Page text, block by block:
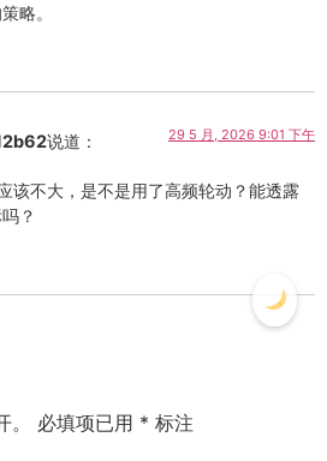
略。
说道： 29 5 月, 2026 9:01 下午
该不大，是不是用了高频轮动？能透露
？
必填项已用 * 标注